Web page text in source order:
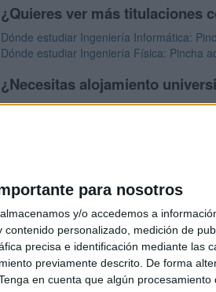
para nosotros
almacenamos y/o accedemos a
personalizado, medición de
precisa e identificación mediante
previamente descrito. De forma
en cuenta que algún
¿Quieres ver más titulaciones
Dónde estudiar Ingeniería Informática:
Dónde estudiar Ingeniería Física: Pincha
¿Necesitas alojamiento
>> Residencias de estudiantes y colegios
Aviso
© 2003-2026